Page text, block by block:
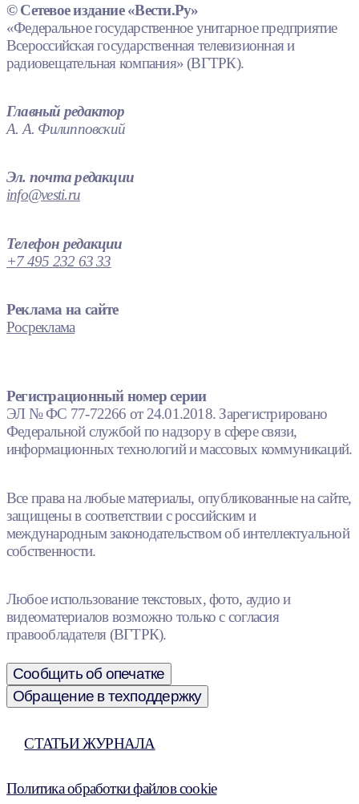
© Сетевое издание «Вести.Ру»
«Федеральное государственное унитарное предприятие
Всероссийская государственная телевизионная и
радиовещательная компания» (ВГТРК).
Главный редактор
А. А. Филипповский
Эл. почта редакции
info@vesti.ru
Телефон редакции
+7 495 232 63 33
Реклама на сайте
Росреклама
Регистрационный номер серии
ЭЛ № ФС 77-72266 от 24.01.2018. Зарегистрировано
Федеральной службой по надзору в сфере связи,
информационных технологий и массовых коммуникаций.
Все права на любые материалы, опубликованные на сайте,
защищены в соответствии с российским и
международным законодательством об интеллектуальной
собственности.
Любое использование текстовых, фото, аудио и
видеоматериалов возможно только с согласия
правообладателя (ВГТРК).
Сообщить об опечатке
Обращение в техподдержку
СТАТЬИ ЖУРНАЛА
Политика обработки файлов cookie